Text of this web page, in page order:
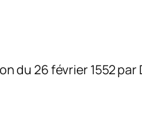
du 26 février 1552